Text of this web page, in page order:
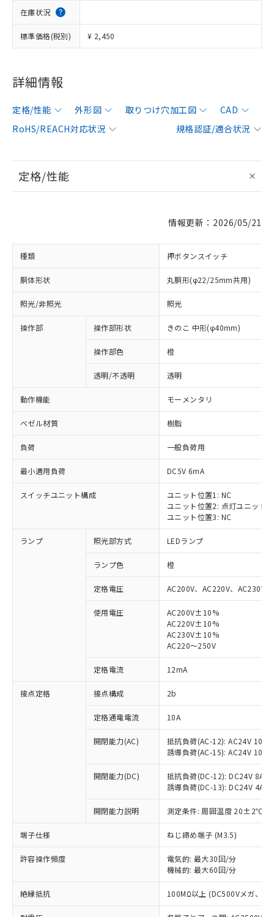
在庫状況
標準価格(税別) ¥ 2,450
詳細情報
定格/性能 外形図 取りつけ穴加工図
CAD
RoHS/REACH対応状況
規格認証/適合状況
定格/性能
情報更新：2026/05/21
種類 押ボタンスイッチ
胴体形状 丸胴形(φ22/25mm共用)
照光/非照光 照光
操作部 操作部形状 きのこ 中形(φ40mm)
操作部色 橙
透明/不透明 透明
動作機能 モーメンタリ
ベゼル材質 樹脂
負荷 一般負荷用
最小適用負荷 DC5V 6mA
スイッチユニット構成
ユニット位置1: NC
ユニット位置2: 点灯ユニット
ユニット位置3: NC
ランプ 照光部方式 LEDランプ
ランプ色 橙
定格電圧 AC200V、AC220V、AC230V
使用電圧
AC200V±10%
AC220V±10%
AC230V±10%
AC220～250V
定格電流 12mA
接点定格 接点構成 2b
定格通電電流 10A
開閉能力(AC)
抵抗負荷(AC-12): AC24V 10A/
誘導負荷(AC-15): AC24V
開閉能力(DC)
抵抗負荷(DC-12): DC24V 8A/
誘導負荷(DC-13): DC24V 4A/
開閉能力説明 測定条件: 周囲温度 20±2℃、
端子仕様 ねじ締め端子 (M3.5)
許容操作頻度
電気的: 最大30回/分
機械的: 最大60回/分
絶縁抵抗 100MΩ以上 (DC500Vメガ、点
以下の条件をお読みいただき、同意のうえ
本サービスは、当社制御機器事業取扱
商品の当社在庫状況および標準価格
(税抜)を提供させていただくもので
本サービスの対象外となる商品もある
ことをご了承ください。
在庫状況および標準価格照会結果は、
記載している更新日時点での社内デー
タに基づき作成されるものであり、閲
覧された時点での実際の在庫および標
対応済み：EU RoHS指令（10物質）の
非含有に対応した製品が提供可能な商品で
対応予定：EU RoHS指令（10物質）の非含
有に対応した製品に切り替える予定のある
対応予定なし：EU RoHS指令（10物質）の
非含有に非対応の商品で、対応品を出す予
調査・確認中：EU RoHS指令（10物質）の
非含有の対応状況を調査中または確認中の
非該当品：ライセンス料など無形物で、有
害物質有無と関係のない商品です。
仕入先様の事情により、非含有部品として
いたものが、含有品と判明した場合などや
むを得ず変更することがあります。
鉛(Pb) 1000ppm以下、 水銀(Hg) 1000ppm以下、 カド
六価クロム(Cr(Ⅵ)) 1000ppm以下、ポリ臭化ビフェニル
※1 中国RoHS○×表
「○」：最大均質材料含有率が中国RoHSの
基準値以下であることを示します。
「×」：最大均質材料含有率が中国RoHSの
基準値を超えていることを示します。
「－」：未確認です。当社販売部門へお問
*中国RoHS10物質の基準値 (GB/T26572)：
Pb(鉛) :1000ppm、 Hg(水銀) : 1000ppm、 Cd(カドミウ
当社は、これら貴社製品のうち、外国
為替および外国貿易法に定める商品
（以下｢規制貨物等」という）を輸出
または国外への提供する場合は、日本
国政府の輸出許可(または役務取引許
可)を取得するなどの必要な手続きを